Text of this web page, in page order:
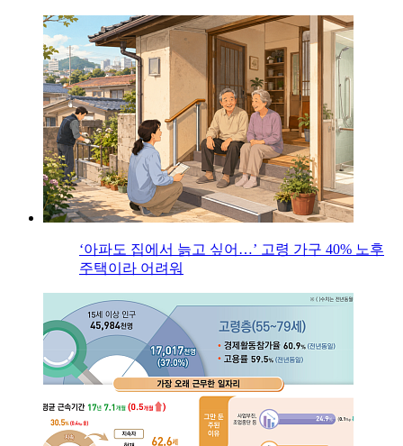
‘아파도 집에서 늙고 싶어…’ 고령 가구 40% 노후
주택이라 어려워